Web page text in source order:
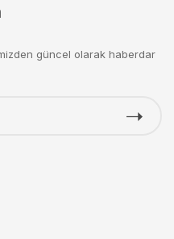
güncel olarak haberdar